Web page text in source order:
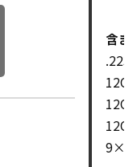
含ま
.223